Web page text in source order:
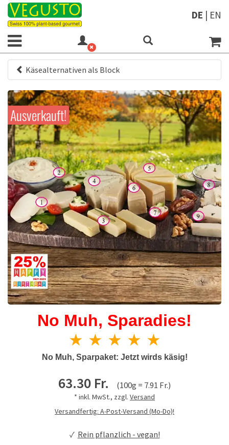
DE | EN
Käsealternativen als Block
Ausverkauft!
No Muh, Sparadies!
★ ★ ★ ★ ★
No Muh, Sparpaket: Jetzt wirds käsig!
63.30 Fr. (100g = 7.91 Fr.)
* inkl. MwSt., zzgl. Versand
Versandfertig: A-Post-Versand (Mo-Do)!
✓ Rein pflanzlich - vegan!